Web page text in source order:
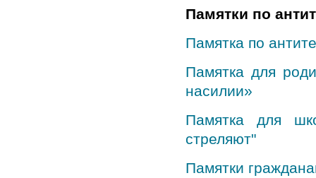
Памятки по
Памятка по
Памятка для
насилии»
Памятка для
стреляют"
Памятки